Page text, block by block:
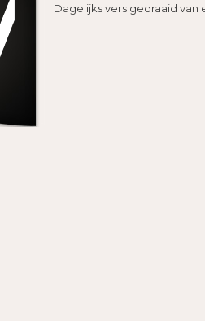
Dagelijks vers gedraaid van